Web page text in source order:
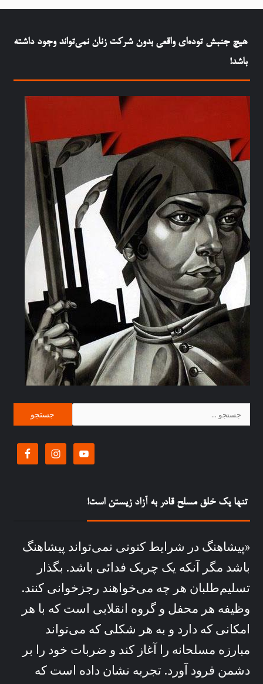
هيچ جنبش توده‌ای واقعی بدون شرکت زنان نمی‌تواند وجود داشته
باشد!
تنها یک خلق مسلح قادر به آزاد زیستن است!
«پیشاهنگ در شرايط کنونی نمی‌تواند پيشاهنگ
باشد مگر آنکه يک چريک فدائی باشد. بگذار
تسليم‌طلبان هر چه می‌خواهند رجزخوانی کنند.
وظيفه هر محفل و گروه انقلابی است که با هر
امکانی که دارد و به هر شکلی که می‌تواند
مبارزه مسلحانه را آغاز کند و ضربات خود را بر
دشمن فرود آورد. تجربه نشان داده است که